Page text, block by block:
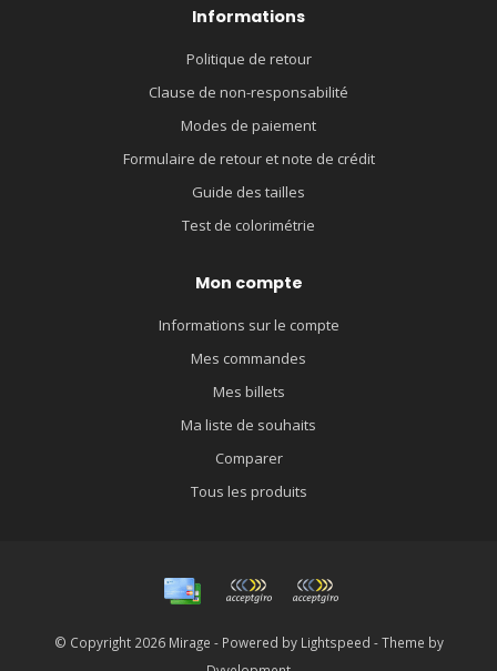
Informations
Politique de retour
Clause de non-responsabilité
Modes de paiement
Formulaire de retour et note de crédit
Guide des tailles
Test de colorimétrie
Mon compte
Informations sur le compte
Mes commandes
Mes billets
Ma liste de souhaits
Comparer
Tous les produits
© Copyright 2026 Mirage - Powered by Lightspeed - Theme by